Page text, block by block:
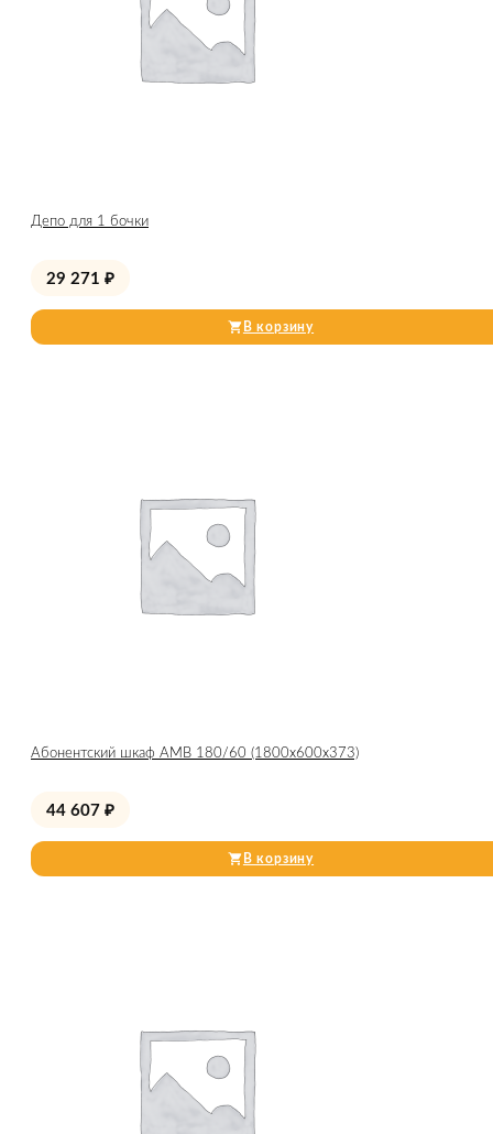
Депо для 1 бочки
29 271 ₽
В корзину
Абонентский шкаф AMB 180/60 (1800x600x373)
44 607 ₽
В корзину